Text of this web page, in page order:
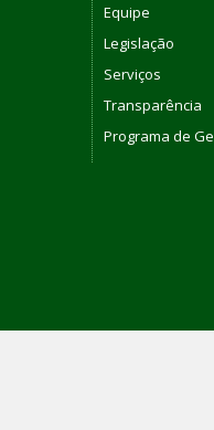
Equipe
Legislação
Serviços
Transparência
Programa de